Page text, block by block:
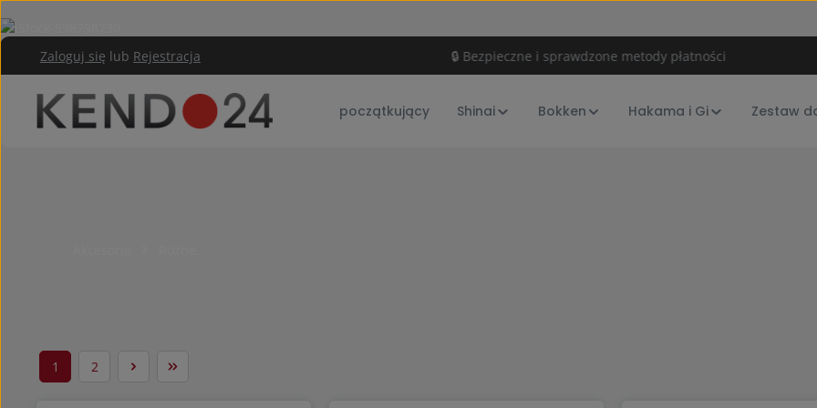
do głównej zawartości
Przejdź do głównej nawigacji
Zaloguj się lub Rejestracja 🔒 Bezpieczne i sprawdzone metody płatności
początkujący Shinai Bokken Hakama i Gi Zestaw
Strona
1 Strona
2